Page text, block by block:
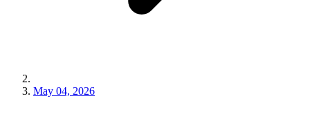
May 04, 2026